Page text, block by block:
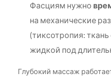
Фасциям нужно
на механические
(тиксотропия:
жидкой под
Глубокий массаж